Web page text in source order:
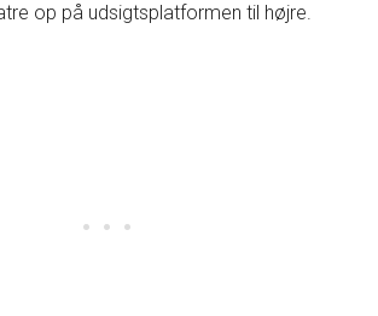
op på udsigtsplatformen til højre.